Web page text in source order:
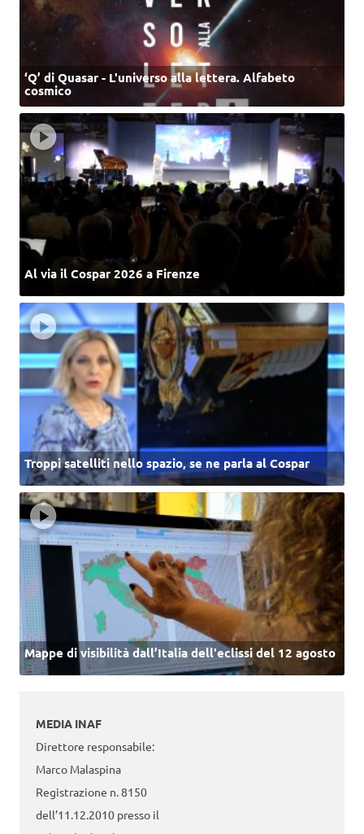
‘Q’ di Quasar - L'universo alla lettera. Alfabeto
cosmico
Al via il Cospar 2026 a Firenze
Troppi satelliti nello spazio, se ne parla al Cospar
Mappe di visibilità dall’Italia dell'eclissi del 12 agosto
MEDIA INAF
Direttore responsabile:
Marco Malaspina
Registrazione n. 8150
dell’11.12.2010 presso il